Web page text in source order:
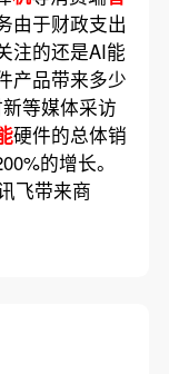
于财政支出
注的还是AI能
产品带来多少
等媒体采访
硬件的总体销
的增长。
飞带来商